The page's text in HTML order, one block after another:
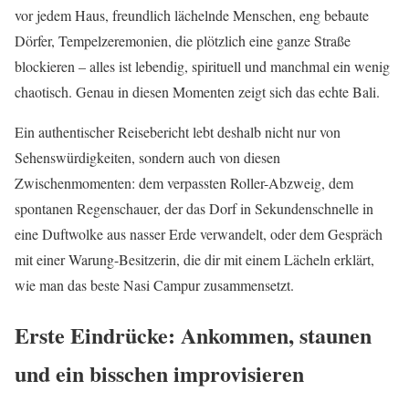
vor jedem Haus, freundlich lächelnde Menschen, eng bebaute
Dörfer, Tempelzeremonien, die plötzlich eine ganze Straße
blockieren – alles ist lebendig, spirituell und manchmal ein wenig
chaotisch. Genau in diesen Momenten zeigt sich das echte Bali.
Ein authentischer Reisebericht lebt deshalb nicht nur von
Sehenswürdigkeiten, sondern auch von diesen
Zwischenmomenten: dem verpassten Roller-Abzweig, dem
spontanen Regenschauer, der das Dorf in Sekundenschnelle in
eine Duftwolke aus nasser Erde verwandelt, oder dem Gespräch
mit einer Warung-Besitzerin, die dir mit einem Lächeln erklärt,
wie man das beste Nasi Campur zusammensetzt.
Erste Eindrücke: Ankommen, staunen
und ein bisschen improvisieren